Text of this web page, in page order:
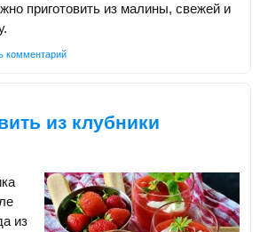
приготовить из малины, свежей и
комментарий
из клубники
из